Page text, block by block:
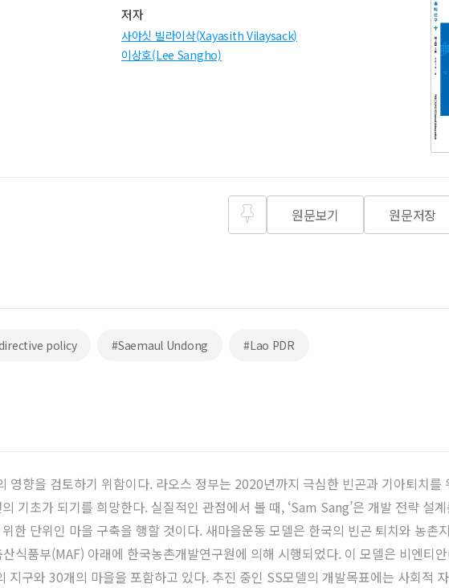
저자
사야싯 빌라이삭(Xayasith Vilaysack)
이상호(Lee Sangho)
원문보기 원문저장
policy #Saemaul Undong #Lao PDR
향을 검토하기 위함이다. 라오스 정부는 2020년까지 극심한 빈곤과 기아퇴치를
기초가 되기를 희망한다. 실질적인 관점에서 볼 때, ‘Sam Sang’은 개발 전략 설
한 단위인 마을 구축을 행할 것이다. 새마을운동 모델은 한국의 빈곤 퇴치와 농촌
식품부(MAF) 아래에 한국농촌개발연구원에 의해 시행되었다. 이 모델은 비엔티
구와 30개의 마을을 포함하고 있다. 추진 중인 SS모델의 개발목표에는 사회적